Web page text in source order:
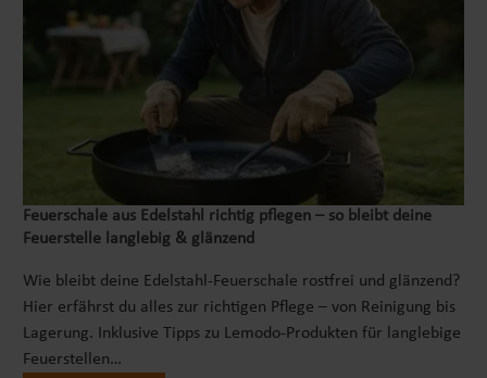
Feuerschale aus Edelstahl richtig pflegen – so bleibt deine
Feuerstelle langlebig & glänzend
Wie bleibt deine Edelstahl-Feuerschale rostfrei und glänzend?
Hier erfährst du alles zur richtigen Pflege – von Reinigung bis
Lagerung. Inklusive Tipps zu Lemodo-Produkten für langlebige
Feuerstellen…